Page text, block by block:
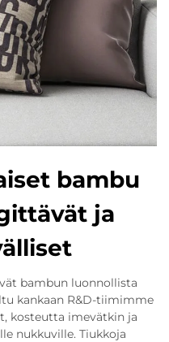
bambu
ja
bambun luonnollista
kankaan R&D-tiimimme
kosteutta imevätkin ja
nukkuville. Tiukkoja